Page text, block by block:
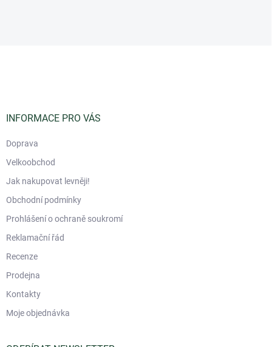
INFORMACE PRO VÁS
Doprava
Velkoobchod
Jak nakupovat levněji!
Obchodní podmínky
Prohlášení o ochraně soukromí
Reklamační řád
Recenze
Prodejna
Kontakty
Moje objednávka